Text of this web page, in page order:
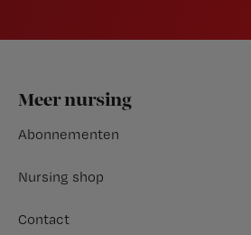
Footer
Meer nursing
Abonnementen
Nursing shop
Contact